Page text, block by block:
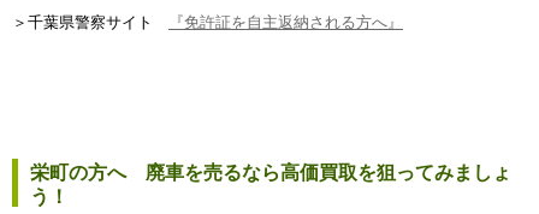
＞千葉県警察サイト 『免許証を自主返納される方へ』
栄町の方へ 廃車を売るなら高価買取を狙ってみましょ
う！